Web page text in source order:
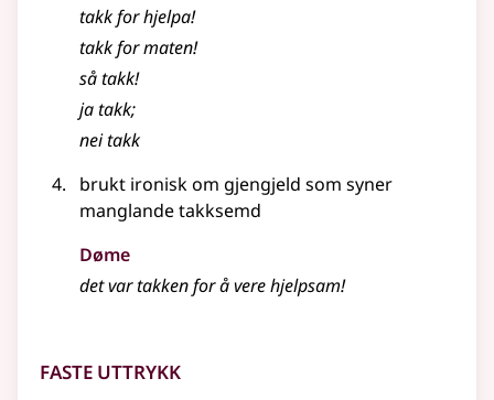
takk for hjelpa!
takk for maten!
så takk!
ja takk;
nei takk
brukt ironisk om gjengjeld som syner
manglande takksemd
Døme
det var takken for å vere hjelpsam!
Faste uttrykk